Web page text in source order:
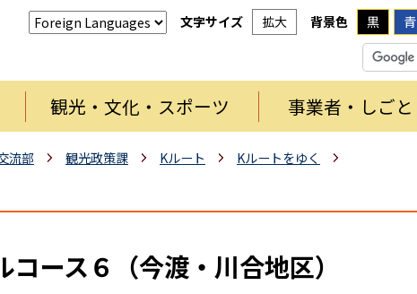
文字サイズ 拡大 背景色 黒 青
観光・文化・スポーツ 事業者・しごと
流部 観光政策課 Kルート
Kルートをゆく
コース６（今渡・川合地区）